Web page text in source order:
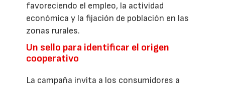
favoreciendo el empleo, la actividad
económica y la fijación de población en las
zonas rurales.
Un sello para identificar el origen
cooperativo
La campaña invita a los consumidores a